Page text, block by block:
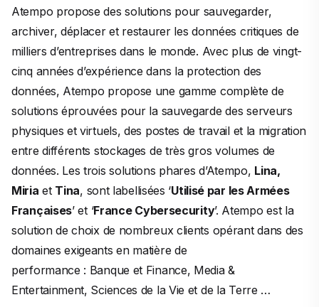
Atempo propose des solutions pour sauvegarder,
archiver, déplacer et restaurer les données critiques de
milliers d’entreprises dans le monde. Avec plus de vingt-
cinq années d’expérience dans la protection des
données, Atempo propose une gamme complète de
solutions éprouvées pour la sauvegarde des serveurs
physiques et virtuels, des postes de travail et la migration
entre différents stockages de très gros volumes de
données. Les trois solutions phares d’Atempo, Lina,
Miria et Tina, sont labellisées ‘Utilisé par les Armées
Françaises’ et ‘France Cybersecurity’. Atempo est la
solution de choix de nombreux clients opérant dans des
domaines exigeants en matière de
performance : Banque et Finance, Media &
Entertainment, Sciences de la Vie et de la Terre …